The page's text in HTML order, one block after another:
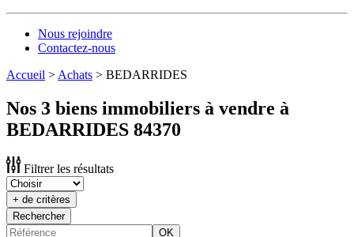
Nous rejoindre
Contactez-nous
Accueil > Achats > BEDARRIDES
Nos 3 biens immobiliers à vendre à
BEDARRIDES 84370
Filtrer les résultats
+ de critères
Rechercher
OK